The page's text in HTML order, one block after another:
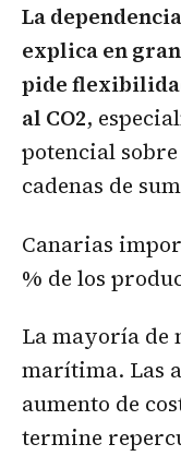
La
explica en
pide
al CO2,
potencial
cadenas de
Canarias
% de los
La mayoría de
marítima. Las
aumento de
termine